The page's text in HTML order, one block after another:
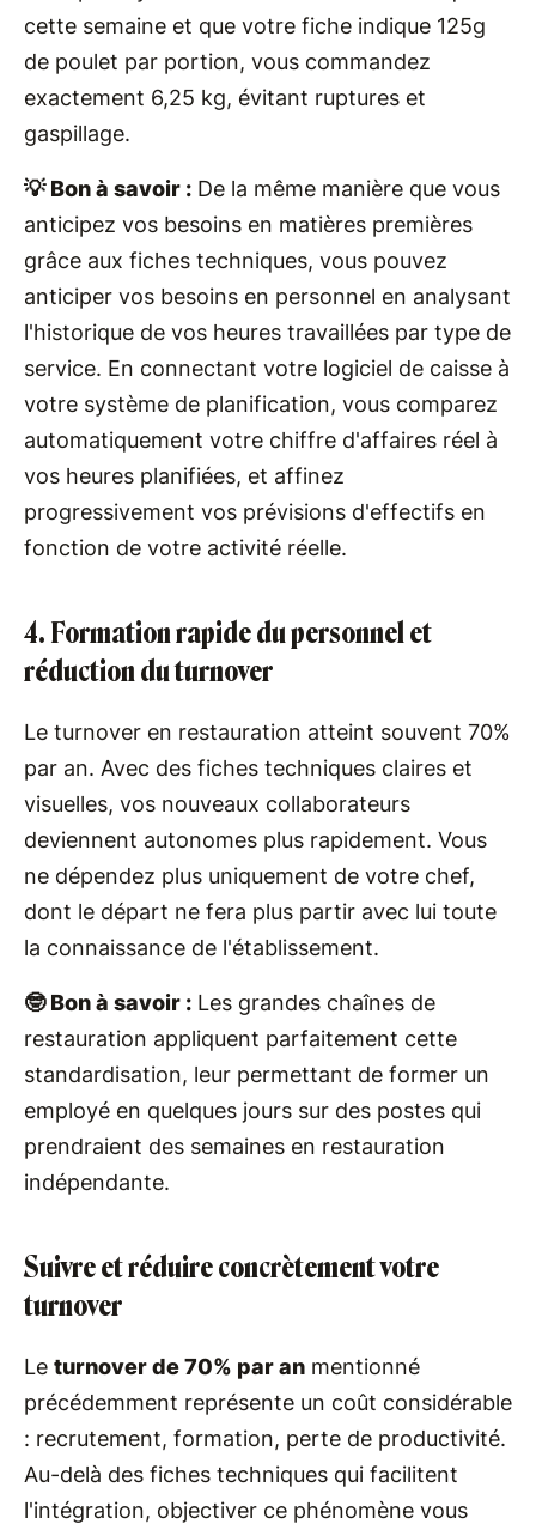
cette semaine et que votre fiche indique 125g
de poulet par portion, vous commandez
exactement 6,25 kg, évitant ruptures et
gaspillage.
💡 Bon à savoir : De la même manière que vous
anticipez vos besoins en matières premières
grâce aux fiches techniques, vous pouvez
anticiper vos besoins en personnel en analysant
l'historique de vos heures travaillées par type de
service. En connectant votre logiciel de caisse à
votre système de planification, vous comparez
automatiquement votre chiffre d'affaires réel à
vos heures planifiées, et affinez
progressivement vos prévisions d'effectifs en
fonction de votre activité réelle.
4. Formation rapide du personnel et
réduction du turnover
Le turnover en restauration atteint souvent 70%
par an. Avec des fiches techniques claires et
visuelles, vos nouveaux collaborateurs
deviennent autonomes plus rapidement. Vous
ne dépendez plus uniquement de votre chef,
dont le départ ne fera plus partir avec lui toute
la connaissance de l'établissement.
🤓 Bon à savoir : Les grandes chaînes de
restauration appliquent parfaitement cette
standardisation, leur permettant de former un
employé en quelques jours sur des postes qui
prendraient des semaines en restauration
indépendante.
Suivre et réduire concrètement votre
turnover
Le turnover de 70% par an mentionné
précédemment représente un coût considérable
: recrutement, formation, perte de productivité.
Au-delà des fiches techniques qui facilitent
l'intégration, objectiver ce phénomène vous